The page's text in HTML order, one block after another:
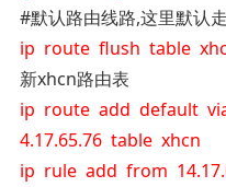
#默认路由线路,这里默认
ip route flush table
新xhcn路由表
ip route add default
4.17.65.76 table xhcn
ip rule add from